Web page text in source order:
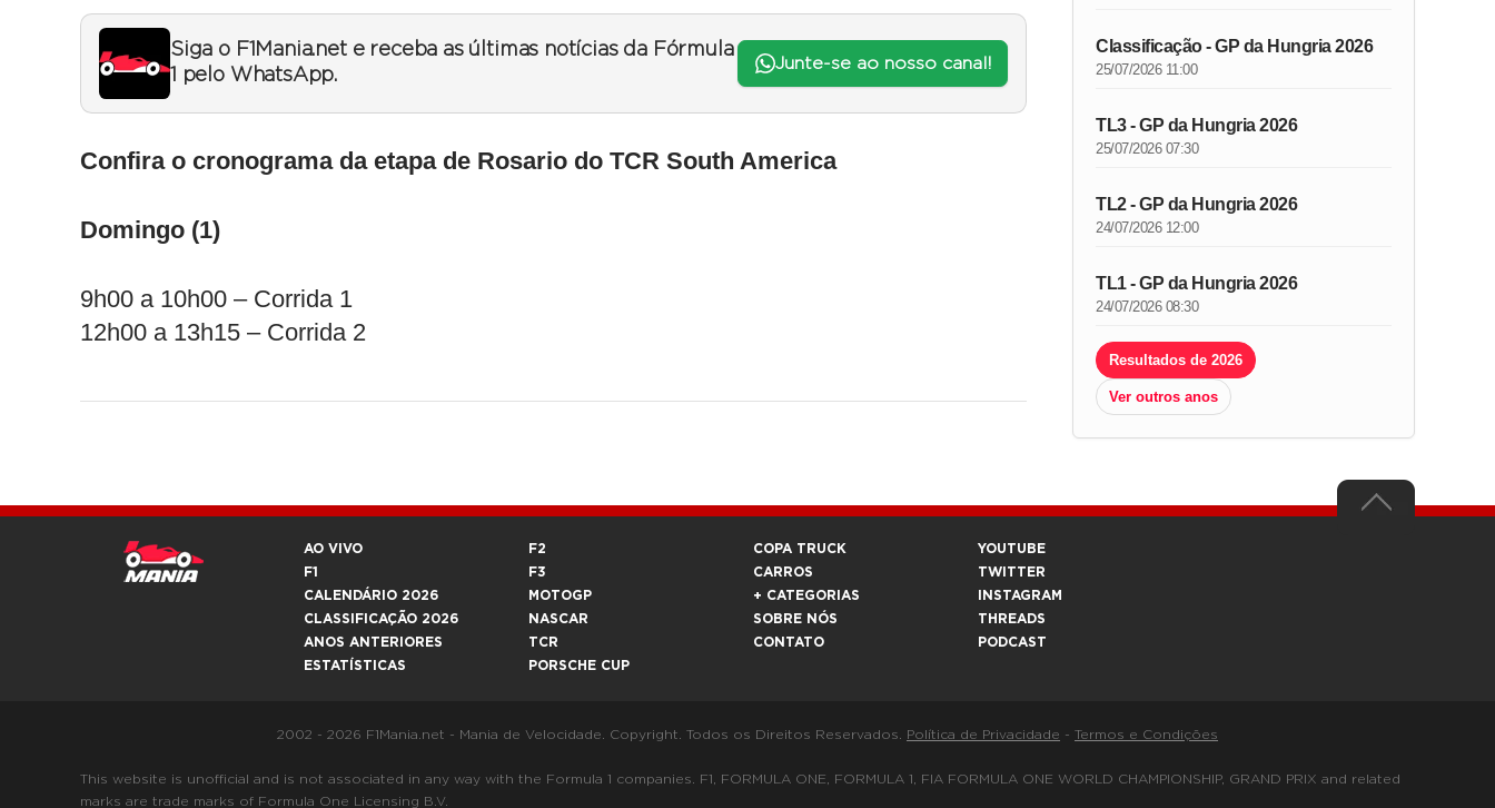
Siga o F1Mania.net e receba as últimas notícias da Fórmula
1 pelo WhatsApp.
Junte-se ao nosso canal!
Confira o cronograma da etapa de Rosario do TCR South America
Domingo (1)
9h00 a 10h00 – Corrida 1
12h00 a 13h15 – Corrida 2
Classificação - GP da Hungria 2026
25/07/2026 11:00
TL3 - GP da Hungria 2026
25/07/2026 07:30
TL2 - GP da Hungria 2026
24/07/2026 12:00
TL1 - GP da Hungria 2026
24/07/2026 08:30
Resultados de 2026
Ver outros anos
AO VIVO
F1
CALENDÁRIO 2026
CLASSIFICAÇÃO 2026
ANOS ANTERIORES
ESTATÍSTICAS
F2
F3
MOTOGP
NASCAR
TCR
PORSCHE CUP
COPA TRUCK
CARROS
+ CATEGORIAS
SOBRE NÓS
CONTATO
YOUTUBE
TWITTER
INSTAGRAM
THREADS
PODCAST
2002 - 2026 F1Mania.net - Mania de Velocidade. Copyright. Todos os Direitos Reservados. Política de Privacidade - Termos e Condições
This website is unofficial and is not associated in any way with the Formula 1 companies. F1, FORMULA ONE, FORMULA 1, FIA FORMULA ONE WORLD CHAMPIONSHIP, GRAND PRIX and related
marks are trade marks of Formula One Licensing B.V.